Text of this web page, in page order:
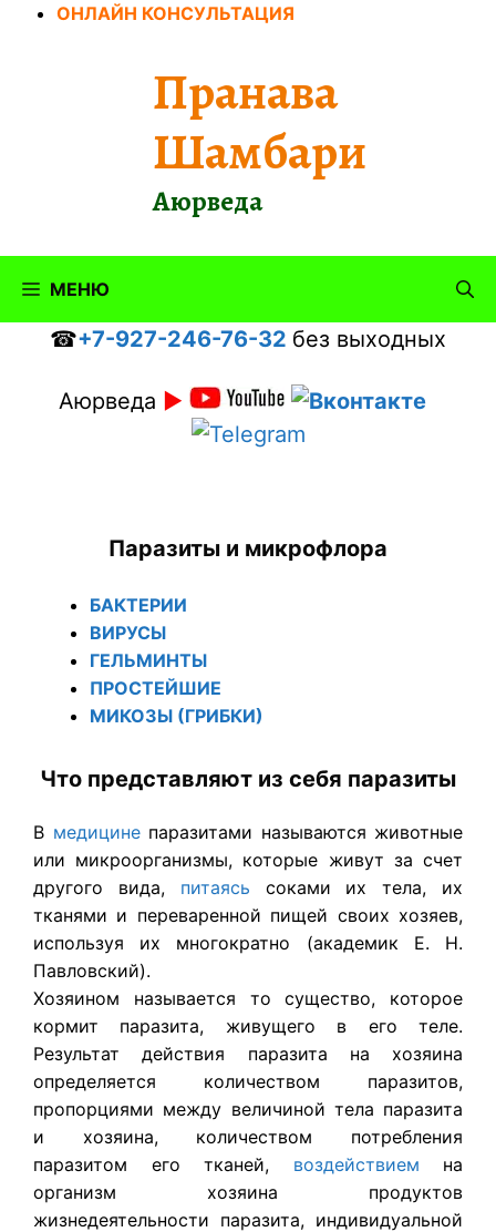
ПерейтиОНЛАЙН КОНСУЛЬТАЦИЯ
Пранава
Шамбари
Аюрведа
МЕНЮ
☎+7-927-246-76-32 без выходных
Аюрведа ►
Паразиты и микрофлора
БАКТЕРИИ
ВИРУСЫ
ГЕЛЬМИНТЫ
ПРОСТЕЙШИЕ
МИКОЗЫ (ГРИБКИ)
Что представляют из себя паразиты
В медицинепаразитами называются животные
или микроорганизмы, которые живут за счет
другого вида, питаясь соками их тела, их
тканями и переваренной пищей своих хозяев,
используя их многократно (академик Е. Н.
Павловский).
Хозяином называется то существо, которое
кормит паразита, живущего в его теле.
Результат действия паразита на хозяина
определяется количеством паразитов,
пропорциями между величиной тела паразита
и хозяина, количеством потребления
паразитом его тканей, воздействием на
организм хозяина продуктов
жизнедеятельности паразита, индивидуальной